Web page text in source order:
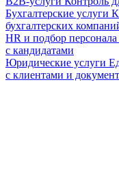
Бухгалтерские услуги
бухгалтерских
HR и подбор персонала
с кандидатами
Юридические услуги
с клиентами и